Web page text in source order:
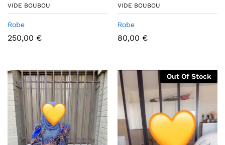
VIDE BOUBOU
Robe
250,00 €
VIDE BOUBOU
Robe
80,00 €
Out Of Stock